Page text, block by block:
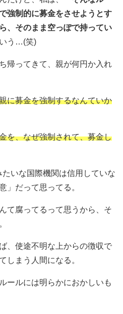
強制的に募金をさせようとす
、そのまま空っぽで持ってい
う…(笑)
帰ってきて、親が何円か入れ
に募金を強制するなんていか
を、なぜ強制されて、募金し
いな国際機関は信用していな
」だって思ってる。
て腐ってるって思うから、そ
、使途不明な上からの徴収で
しまう人間になる。
ールには明らかにおかしいも